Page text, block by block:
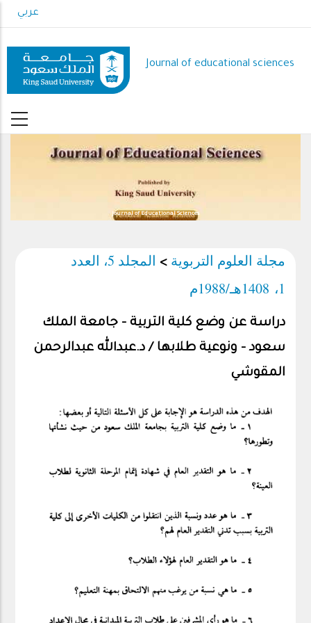
to
content
عربي
Journal of educational sciences
Journal of Educational Sciences
مجلة العلوم التربوية >
المجلد 5، العدد
1، 1408هـ/1988م
دراسة عن وضع كلية التربية - جامعة الملك
سعود - ونوعية طلابها / د.عبدالله عبدالرحمن
المقوشي